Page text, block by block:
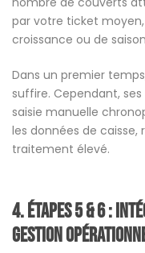
par votre ticket
croissance ou de
Dans un premier
suffire. Cependant,
saisie manuelle
les données de caisse,
traitement élevé.
4. Étapes 5 & 6 :
gestion